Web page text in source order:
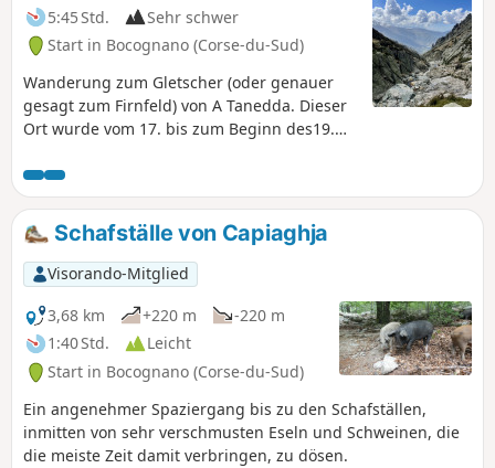
5:45 Std.
Sehr schwer
Start in Bocognano (Corse-du-Sud)
Wanderung zum Gletscher (oder genauer
gesagt zum Firnfeld) von A Tanedda. Dieser
Ort wurde vom 17. bis zum Beginn des19.
Nach der Gewinnung wurde das Eis nach
Ajaccio transportiert. Ein schöner Aufstieg,
bei dem sich schattige und sonnige
Abschnitte abwechseln und der einen
Eindruck von der Härte des Lebens in
früheren Zeiten vermittelt.
Schafställe von Capiaghja
Visorando-Mitglied
3,68 km
+220 m
-220 m
1:40 Std.
Leicht
Start in Bocognano (Corse-du-Sud)
Ein angenehmer Spaziergang bis zu den Schafställen,
inmitten von sehr verschmusten Eseln und Schweinen, die
die meiste Zeit damit verbringen, zu dösen.